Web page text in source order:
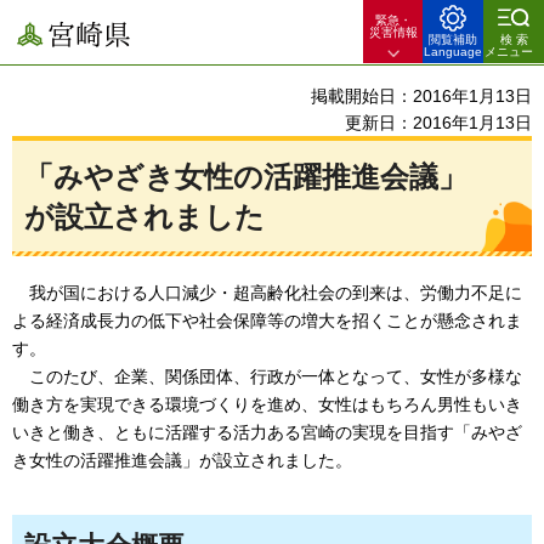
宮崎県
緊急・
災害情報
閲覧補助
Language
検索
メニュー
掲載開始日：2016年1月13日
更新日：2016年1月13日
「みやざき女性の活躍推進会議」
が設立されました
我が国における 人口減少・超高齢化社会の到来は、労働力不足に
よる経済成長力の低下や社会保障等の増大を招くことが懸念されま
す。
このたび、 企業、関係団体、行政が一体となって、女性が多様な
働き方を実現できる環境づくりを進め、女性はもちろん男性もいき
いきと働き、ともに活躍する活力ある宮崎の実現を目指す「みやざ
き女性の活躍推進会議」が設立されました。